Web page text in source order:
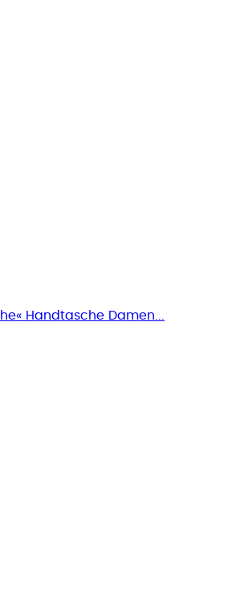
Handtasche Damen...